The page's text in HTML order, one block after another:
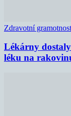
Zdravotní gramotnost
Lékárny
léku na